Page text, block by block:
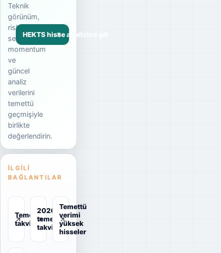
Teknik
görünüm,
risk
seviyesi,
momentum
ve
güncel
analiz
verilerini
temettü
geçmişiyle
birlikte
değerlendirin.
HEKTS hisse analizine git
İLGILI
BAĞLANTILAR
Temettü
takvimi
2026
temettü
takvimi
Temettü
verimi
yüksek
hisseler